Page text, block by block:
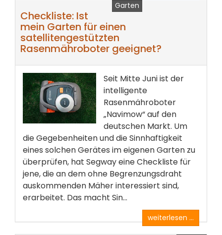
Garten
Checkliste: Ist
mein Garten für einen
satellitengestützten
Rasenmähroboter geeignet?
Seit Mitte Juni ist der
intelligente
Rasenmähroboter
„Navimow“ auf den
deutschen Markt. Um
die Gegebenheiten und die Sinnhaftigkeit
eines solchen Gerätes im eigenen Garten zu
überprüfen, hat Segway eine Checkliste für
jene, die an dem ohne Begrenzungsdraht
auskommenden Mäher interessiert sind,
erarbeitet. Das macht Sin...
weiterlesen ...